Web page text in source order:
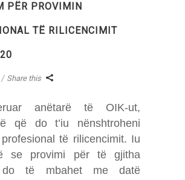
PËR PROVIMIN
TË RILICENCIMIT
Share this
anëtarë të OIK-ut,
që do t’iu nënshtroheni
të rilicencimit. Iu
se provimi për të gjitha
do të mbahet me datë